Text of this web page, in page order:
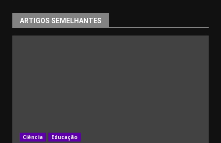
ARTIGOS SEMELHANTES
Ciência Educação